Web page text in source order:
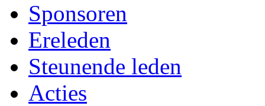
Sponsoren
Ereleden
Steunende leden
Acties